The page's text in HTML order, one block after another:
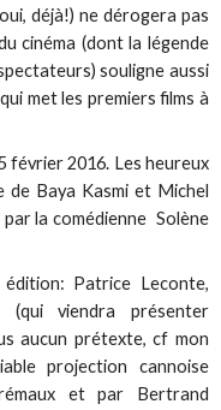
déjà!) ne dérogera pas
cinéma (dont la légende
souligne aussi
met les premiers films à
février 2016. Les heureux
de Baya Kasmi et Michel
la comédienne Solène
Patrice Leconte,
(qui viendra présenter
aucun prétexte, cf mon
projection cannoise
et par Bertrand